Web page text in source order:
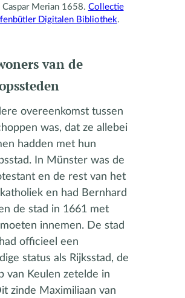
Merian 1658. Collectie
Digitalen Bibliothek.
van de
overeenkomst tussen
was, dat ze allebei
hadden met hun
In Münster was de
en de rest van het
en had Bernhard
de stad in 1661 met
innemen. De stad
officieel een
status als Rijksstad, de
van Keulen zetelde in
zinde Maximiliaan van